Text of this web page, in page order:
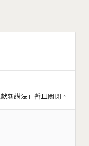
新講法」暫且關閉。